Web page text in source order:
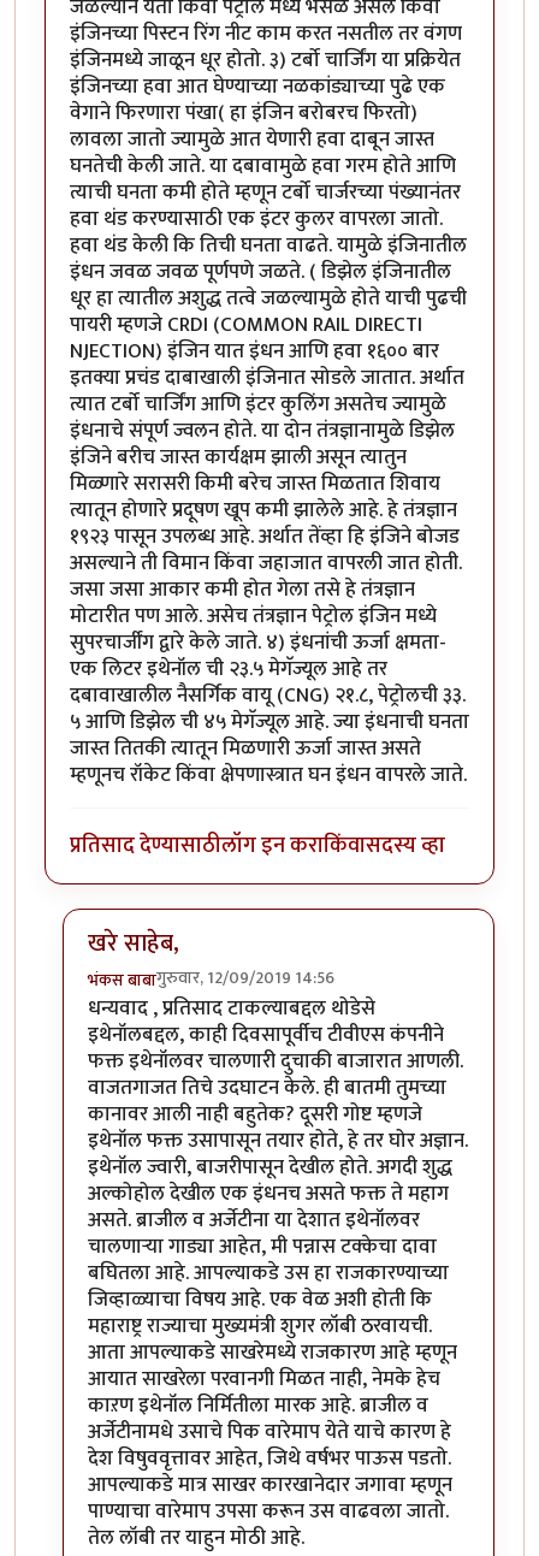
जळल्याने येतो किंवा पेट्रोल मध्ये भेसळ असेल किंवा
इंजिनच्या पिस्टन रिंग नीट काम करत नसतील तर वंगण
इंजिनमध्ये जाळून धूर होतो. ३) टर्बो चार्जिंग या प्रक्रियेत
इंजिनच्या हवा आत घेण्याच्या नळकांड्याच्या पुढे एक
वेगाने फिरणारा पंखा( हा इंजिन बरोबरच फिरतो)
लावला जातो ज्यामुळे आत येणारी हवा दाबून जास्त
घनतेची केली जाते. या दबावामुळे हवा गरम होते आणि
त्याची घनता कमी होते म्हणून टर्बो चार्जरच्या पंख्यानंतर
हवा थंड करण्यासाठी एक इंटर कुलर वापरला जातो.
हवा थंड केली कि तिची घनता वाढते. यामुळे इंजिनातील
इंधन जवळ जवळ पूर्णपणे जळते. ( डिझेल इंजिनातील
धूर हा त्यातील अशुद्ध तत्वे जळल्यामुळे होते याची पुढची
पायरी म्हणजे CRDI (COMMON RAIL DIRECTI
NJECTION) इंजिन यात इंधन आणि हवा १६०० बार
इतक्या प्रचंड दाबाखाली इंजिनात सोडले जातात. अर्थात
त्यात टर्बो चार्जिंग आणि इंटर कुलिंग असतेच ज्यामुळे
इंधनाचे संपूर्ण ज्वलन होते. या दोन तंत्रज्ञानामुळे डिझेल
इंजिने बरीच जास्त कार्यक्षम झाली असून त्यातुन
मिळ्णारे सरासरी किमी बरेच जास्त मिळतात शिवाय
त्यातून होणारे प्रदूषण खूप कमी झालेले आहे. हे तंत्रज्ञान
१९२३ पासून उपलब्ध आहे. अर्थात तेंव्हा हि इंजिने बोजड
असल्याने ती विमान किंवा जहाजात वापरली जात होती.
जसा जसा आकार कमी होत गेला तसे हे तंत्रज्ञान
मोटारीत पण आले. असेच तंत्रज्ञान पेट्रोल इंजिन मध्ये
सुपरचार्जींग द्वारे केले जाते. ४) इंधनांची ऊर्जा क्षमता-
एक लिटर इथेनॉल ची २३.५ मेगॅज्यूल आहे तर
दबावाखालील नैसर्गिक वायू (CNG) २१.८, पेट्रोलची ३३.
५ आणि डिझेल ची ४५ मेगॅज्यूल आहे. ज्या इंधनाची घनता
जास्त तितकी त्यातून मिळणारी ऊर्जा जास्त असते
म्हणूनच रॉकेट किंवा क्षेपणास्त्रात घन इंधन वापरले जाते.
प्रतिसाद देण्यासाठीलॉग इन कराकिंवासदस्य व्हा
खरे साहेब,
भंकस बाबागुरुवार, 12/09/2019 14:56
In reply toयेथे चर्चा करणाऱ्या बहुसंख्य
धन्यवाद , प्रतिसाद टाकल्याबद्दल थोडेसे
इथेनॉलबद्दल, काही दिवसापूर्वीच टीवीएस कंपनीने
फक्त इथेनॉलवर चालणारी दुचाकी बाजारात आणली.
वाजतगाजत तिचे उदघाटन केले. ही बातमी तुमच्या
कानावर आली नाही बहुतेक? दूसरी गोष्ट म्हणजे
इथेनॉल फक्त उसापासून तयार होते, हे तर घोर अज्ञान.
इथेनॉल ज्वारी, बाजरीपासून देखील होते. अगदी शुद्ध
अल्कोहोल देखील एक इंधनच असते फक्त ते महाग
असते. ब्राजील व अर्जेटीना या देशात इथेनॉलवर
चालणाऱ्या गाड्या आहेत, मी पन्नास टक्केचा दावा
बघितला आहे. आपल्याकडे उस हा राजकारण्याच्या
जिव्हाळ्याचा विषय आहे. एक वेळ अशी होती कि
महाराष्ट्र राज्याचा मुख्यमंत्री शुगर लॉबी ठरवायची.
आता आपल्याकडे साखरेमध्ये राजकारण आहे म्हणून
आयात साखरेला परवानगी मिळत नाही, नेमके हेच
काऱण इथेनॉल निर्मितीला मारक आहे. ब्राजील व
अर्जेटीनामधे उसाचे पिक वारेमाप येते याचे कारण हे
देश विषुववृत्तावर आहेत, जिथे वर्षभर पाऊस पडतो.
आपल्याकडे मात्र साखर कारखानेदार जगावा म्हणून
पाण्याचा वारेमाप उपसा करून उस वाढवला जातो.
तेल लॉबी तर याहुन मोठी आहे.